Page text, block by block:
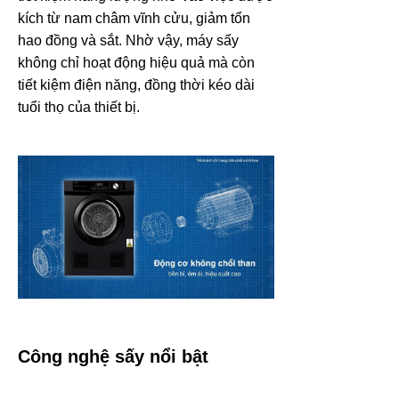
kích từ nam châm vĩnh cửu, giảm tổn
hao đồng và sắt. Nhờ vậy, máy sấy
không chỉ hoạt động hiệu quả mà còn
tiết kiệm điện năng, đồng thời kéo dài
tuổi thọ của thiết bị.
Công nghệ sấy nổi bật